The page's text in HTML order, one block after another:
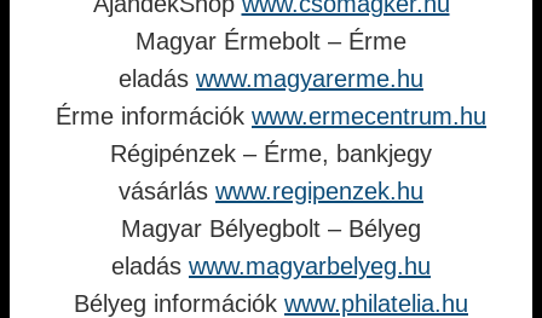
Magyar Érmebolt – Érme
eladás www.magyarerme.hu
Érme információk www.ermecentrum.hu
Régipénzek – Érme, bankjegy
vásárlás www.regipenzek.hu
Magyar Bélyegbolt – Bélyeg
eladás www.magyarbelyeg.hu
Bélyeg információk www.philatelia.hu